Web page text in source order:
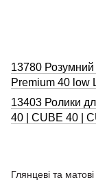
13780
Premium 40 low
13403 Ролики
40 | CUBE 40 |
Глянцеві та